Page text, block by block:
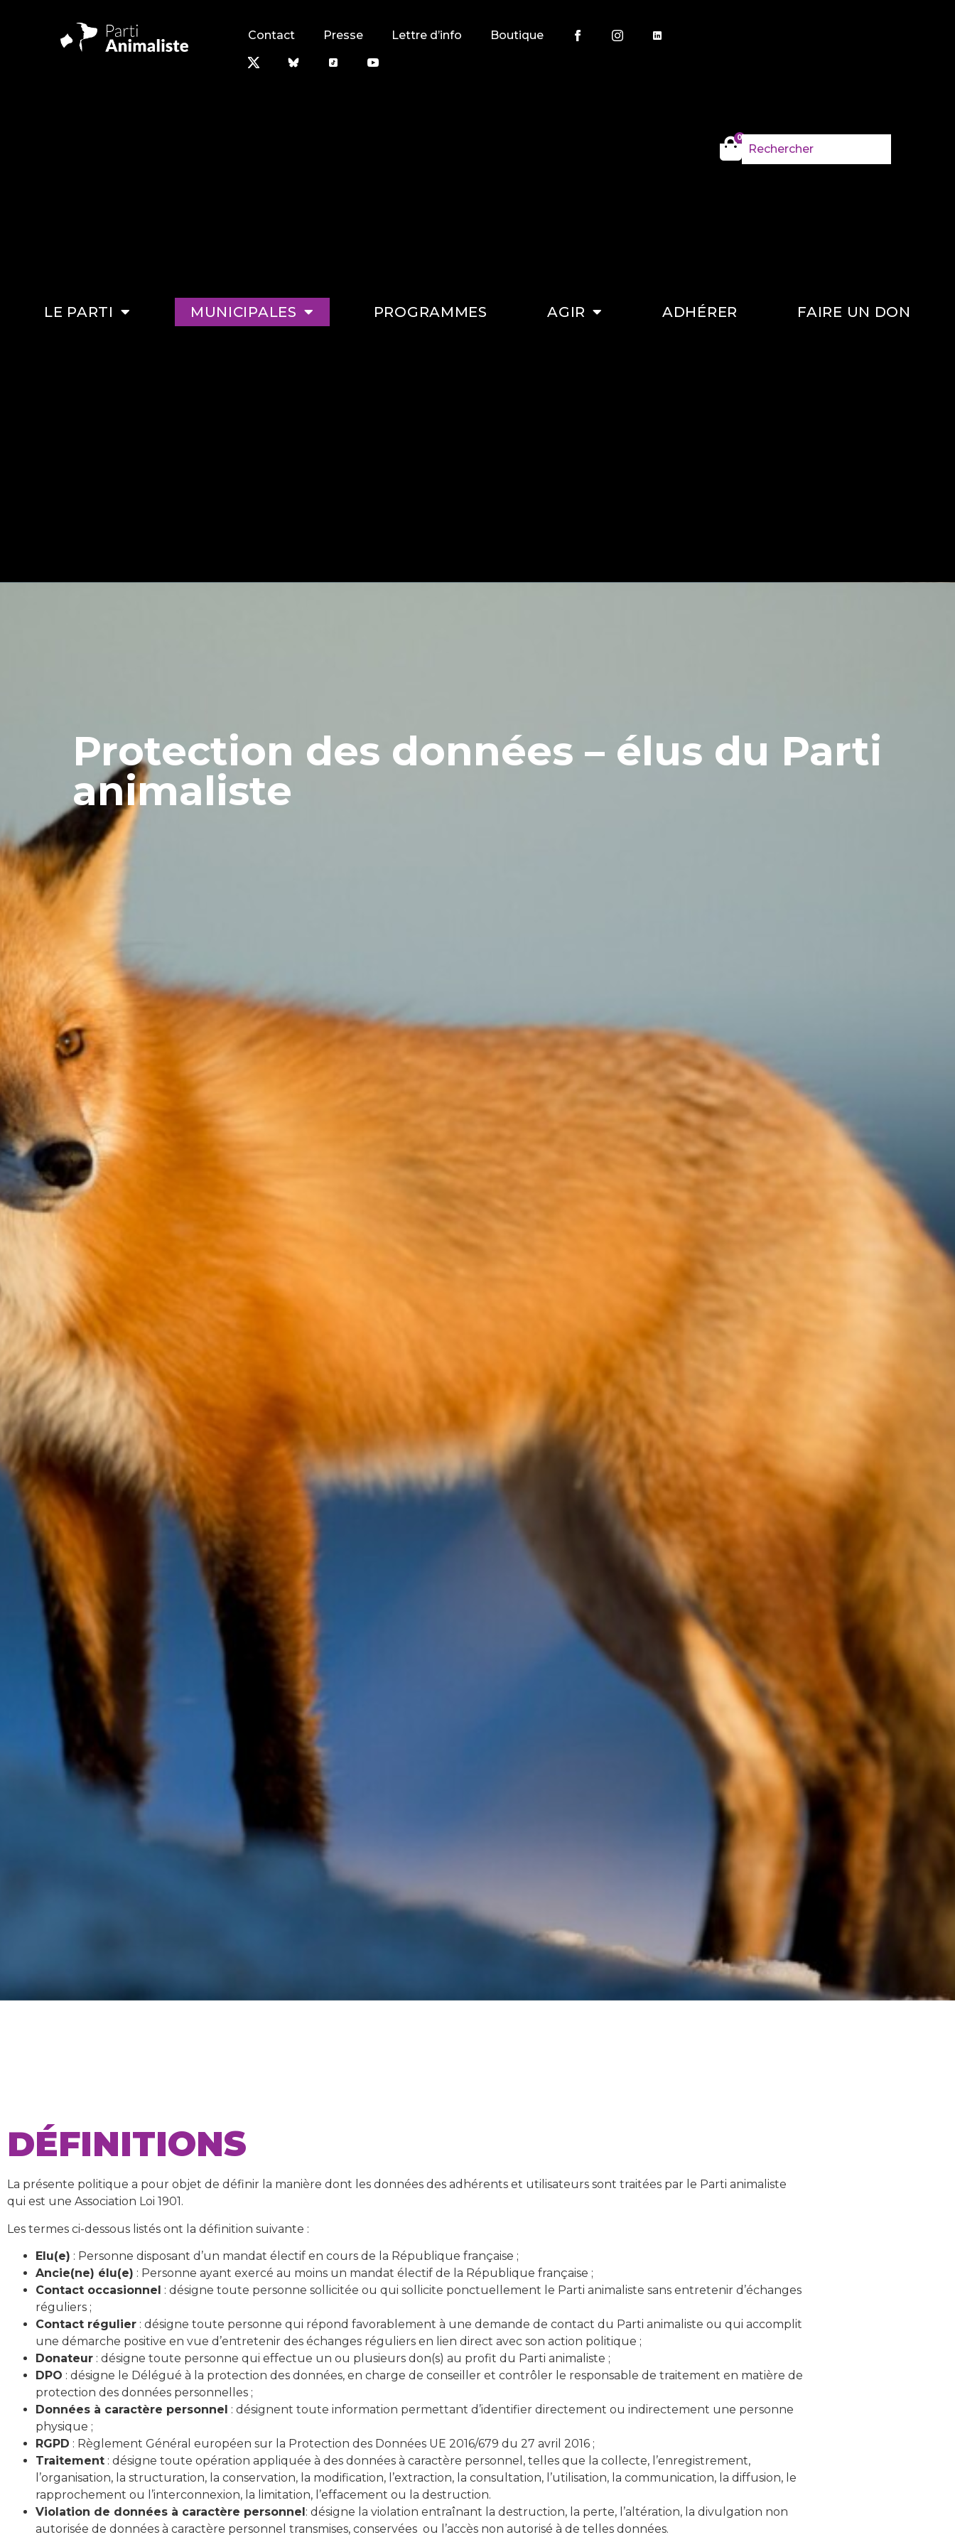
Contact Presse Lettre d’info Boutique
0
LE PARTI MUNICIPALES PROGRAMMES AGIR ADHÉRER FAIRE UN DON
Protection des données – élus du Parti
animaliste
DÉFINITIONS
La présente politique a pour objet de définir la manière dont les données des adhérents et utilisateurs sont traitées par le Parti animaliste
qui est une Association Loi 1901.
Les termes ci-dessous listés ont la définition suivante :
Elu(e) : Personne disposant d’un mandat électif en cours de la République française ;
Ancie(ne) élu(e) : Personne ayant exercé au moins un mandat électif de la République française ;
Contact occasionnel : désigne toute personne sollicitée ou qui sollicite ponctuellement le Parti animaliste sans entretenir d’échanges
réguliers ;
Contact régulier : désigne toute personne qui répond favorablement à une demande de contact du Parti animaliste ou qui accomplit
une démarche positive en vue d’entretenir des échanges réguliers en lien direct avec son action politique ;
Donateur : désigne toute personne qui effectue un ou plusieurs don(s) au profit du Parti animaliste ;
DPO : désigne le Délégué à la protection des données, en charge de conseiller et contrôler le responsable de traitement en matière de
protection des données personnelles ;
Données à caractère personnel : désignent toute information permettant d’identifier directement ou indirectement une personne
physique ;
RGPD : Règlement Général européen sur la Protection des Données UE 2016/679 du 27 avril 2016 ;
Traitement : désigne toute opération appliquée à des données à caractère personnel, telles que la collecte, l’enregistrement,
l’organisation, la structuration, la conservation, la modification, l’extraction, la consultation, l’utilisation, la communication, la diffusion, le
rapprochement ou l’interconnexion, la limitation, l’effacement ou la destruction.
Violation de données à caractère personnel : désigne la violation entraînant la destruction, la perte, l’altération, la divulgation non
autorisée de données à caractère personnel transmises, conservées ou l’accès non autorisé à de telles données.